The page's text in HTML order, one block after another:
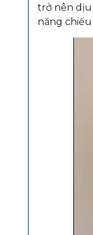
trở nên dịu
năng